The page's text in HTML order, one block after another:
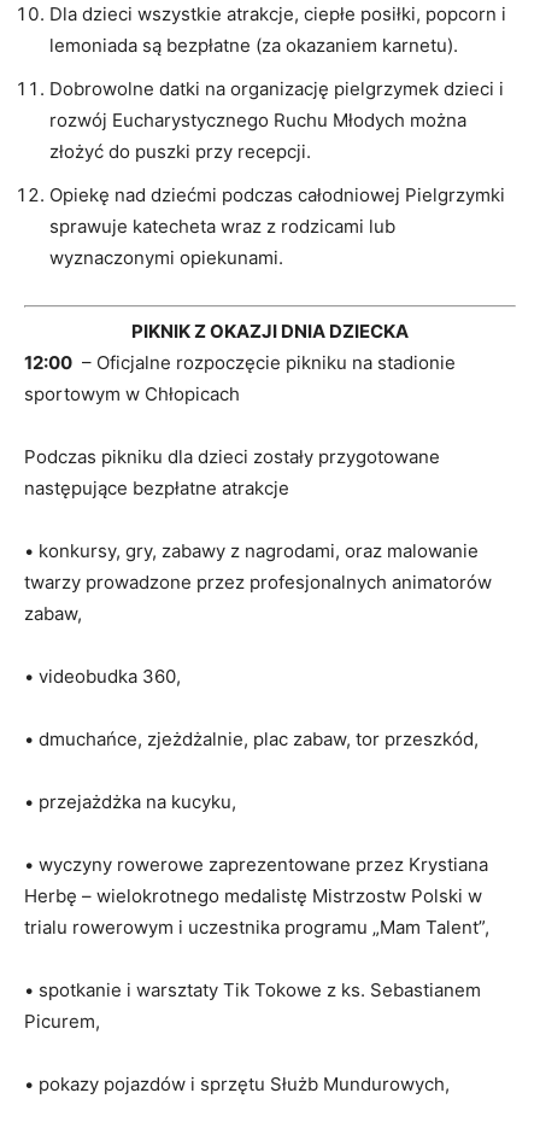
Dla dzieci wszystkie atrakcje, ciepłe posiłki, popcorn i
lemoniada są bezpłatne (za okazaniem karnetu).
Dobrowolne datki na organizację pielgrzymek dzieci i
rozwój Eucharystycznego Ruchu Młodych można
złożyć do puszki przy recepcji.
Opiekę nad dziećmi podczas całodniowej Pielgrzymki
sprawuje katecheta wraz z rodzicami lub
wyznaczonymi opiekunami.
PIKNIK Z OKAZJI DNIA DZIECKA
12:00 – Oficjalne rozpoczęcie pikniku na stadionie
sportowym w Chłopicach
Podczas pikniku dla dzieci zostały przygotowane
następujące bezpłatne atrakcje
• konkursy, gry, zabawy z nagrodami, oraz malowanie
twarzy prowadzone przez profesjonalnych animatorów
zabaw,
• videobudka 360,
• dmuchańce, zjeżdżalnie, plac zabaw, tor przeszkód,
• przejażdżka na kucyku,
• wyczyny rowerowe zaprezentowane przez Krystiana
Herbę – wielokrotnego medalistę Mistrzostw Polski w
trialu rowerowym i uczestnika programu „Mam Talent”,
• spotkanie i warsztaty Tik Tokowe z ks. Sebastianem
Picurem,
• pokazy pojazdów i sprzętu Służb Mundurowych,